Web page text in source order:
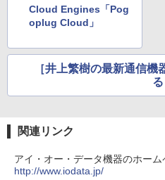
セリング 自
付き 防水
学/WEB会議
￥2,599
Xiaomi シャ
BUGS LIFE
￥250
コカ・コー
ベルレス
￥2,009
スーパーの
Cloud Engines「Pog
oplug Cloud」
［井上繁樹の最新通信
る
関連リンク
アイ・オー・データ機器のホーム
http://www.iodata.jp/